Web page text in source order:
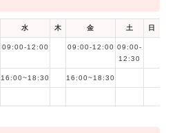
水 木 金 土 日
09:00-12:00 09:00-12:00 09:00-
12:30
16:00~18:30 16:00~18:30